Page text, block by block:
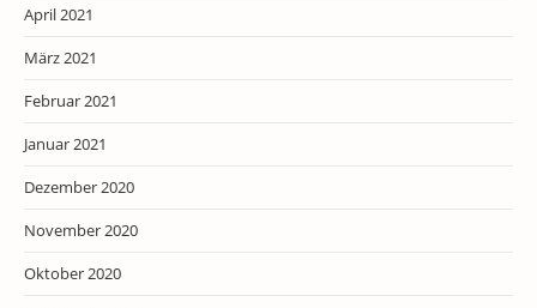
April 2021
März 2021
Februar 2021
Januar 2021
Dezember 2020
November 2020
Oktober 2020